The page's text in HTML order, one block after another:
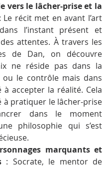
vers le lâcher-prise et la
: Le récit met en avant l’art
l’instant présent et
des attentes. À travers les
de Dan, on découvre
ne réside pas dans la
ou le contrôle mais dans
à accepter la réalité. Cela
à pratiquer le lâcher-prise
dans le moment
philosophie qui s’est
marquants et
: Socrate, le mentor de